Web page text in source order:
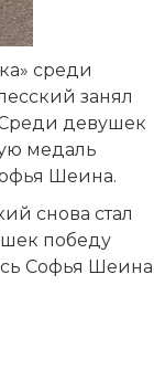
среди
занял
девушек
медаль
Шеина.
снова стал
победу
Софья Шеина